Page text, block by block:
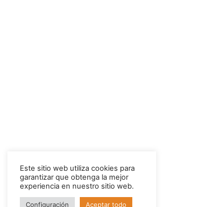
Este sitio web utiliza cookies para
garantizar que obtenga la mejor
experiencia en nuestro sitio web.
Configuración Aceptar todo